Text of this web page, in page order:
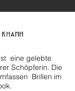
eine gelebte
Schöpferin. Die
Brillen im